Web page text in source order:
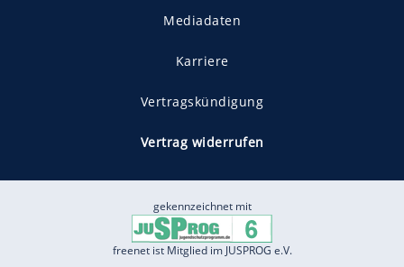
Mediadaten
Karriere
Vertragskündigung
Vertrag widerrufen
gekennzeichnet mit
freenet ist Mitglied im JUSPROG e.V.